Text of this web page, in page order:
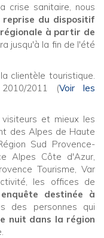
crise sanitaire, nous
reprise du dispositif
à partir de
jusqu'à la fin de l'été
clientèle touristique.
2011 (Voir les
et mieux les
des Alpes de Haute
Sud Provence-
Alpes Côte d'Azur,
Tourisme, Var
les offices de
enquête destinée à
des personnes qui
nuit dans la région